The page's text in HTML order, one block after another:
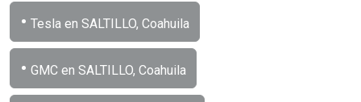
• Tesla en SALTILLO, Coahuila
• GMC en SALTILLO, Coahuila